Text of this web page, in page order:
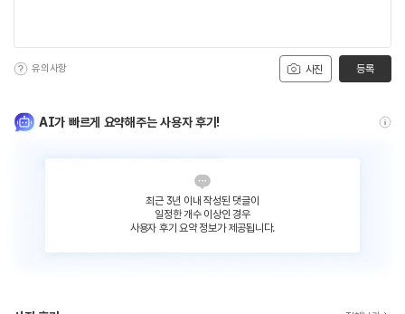
사진
유의사항 등록
AI가 빠르게 요약해주는 사용자 후기!
최근 3년 이내 작성된 댓글이
일정한 개수 이상인 경우
사용자 후기 요약 정보가 제공됩니다.